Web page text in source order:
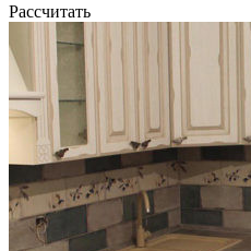
Рассчитать